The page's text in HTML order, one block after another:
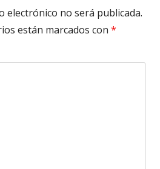
electrónico no será publicada.
están marcados con *